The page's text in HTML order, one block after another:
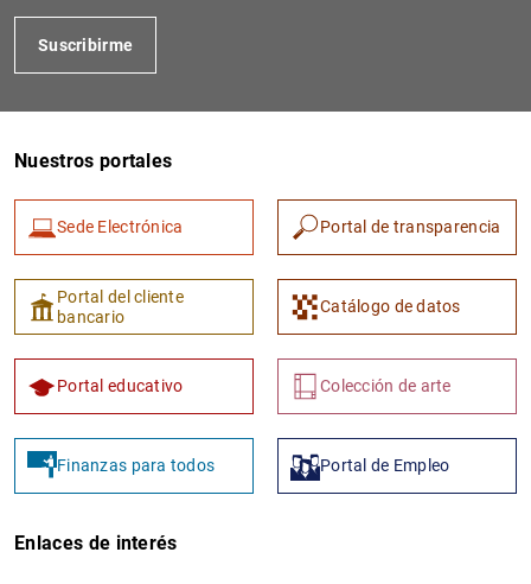
Suscribirme
Nuestros portales
Sede Electrónica Portal de transparencia
Portal del cliente
bancario
Catálogo de datos
Portal educativo Colección de arte
Finanzas para todos Portal de Empleo
Enlaces de interés